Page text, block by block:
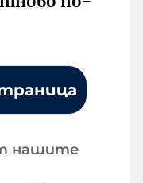
нашите